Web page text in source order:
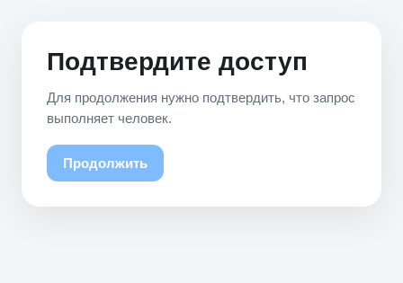
Подтвердите доступ
Для продолжения нужно подтвердить, что запрос
выполняет человек.
Продолжить